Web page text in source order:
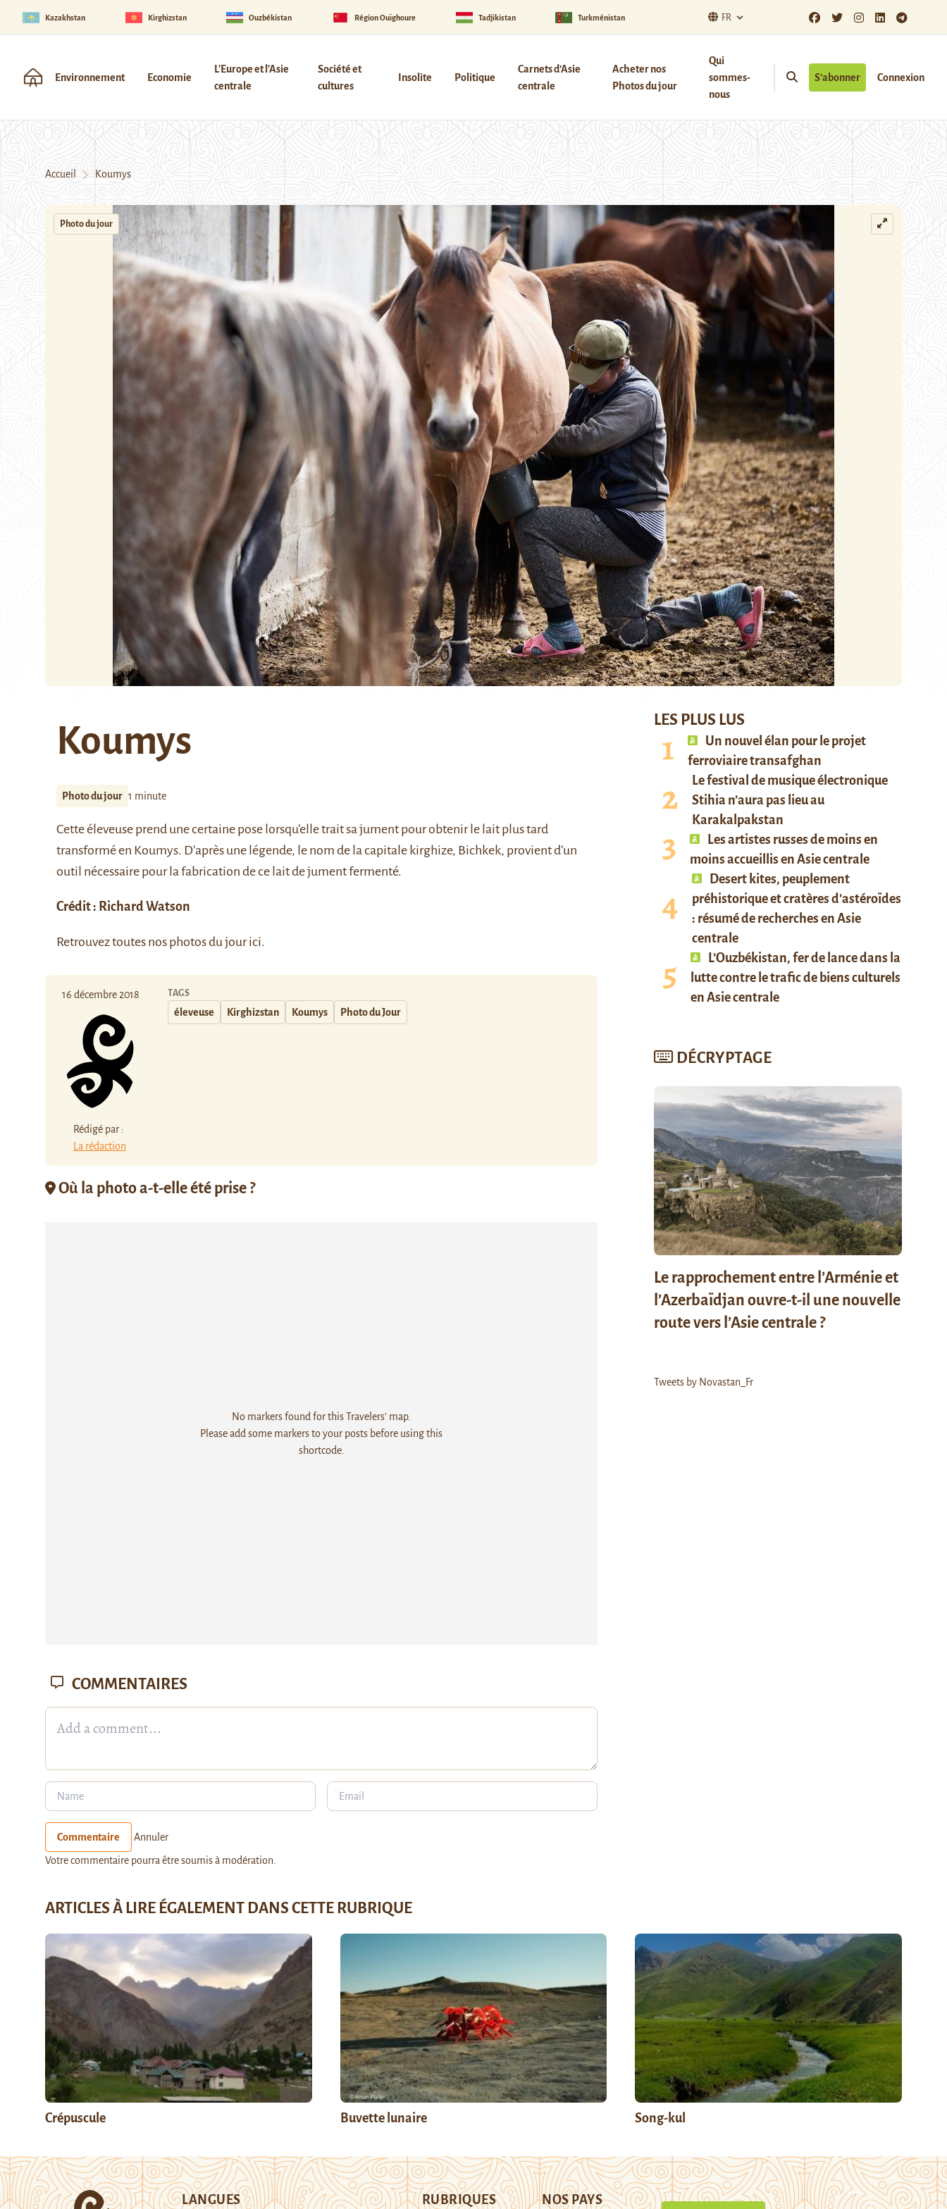
Kazakhstan Kirghizstan Ouzbékistan Région Ouïghoure Tadjikistan Turkménistan FR
Environnement Economie
L'Europe et l'Asie
centrale
Société et
cultures
Insolite Politique
Carnets d’Asie
centrale
Acheter nos
Photos du jour
Qui
sommes-
nous
S’abonner Connexion
Accueil Koumys
Photo du jour
Koumys
Photo du jour 1 minute
Cette éleveuse prend une certaine pose lorsqu’elle trait sa jument pour obtenir le lait plus tard
transformé en Koumys. D’après une légende, le nom de la capitale kirghize, Bichkek, provient d’un
outil nécessaire pour la fabrication de ce lait de jument fermenté.
Crédit : Richard Watson
Retrouvez toutes nos photos du jourici.
16 décembre 2018
Rédigé par :
La rédaction
TAGS
éleveuse Kirghizstan Koumys Photo du Jour
Où la photo a-t-elle été prise ?
No markers found for this Travelers' map.
Please add some markers to your posts before using this
shortcode.
LES PLUS LUS
Un nouvel élan pour le projet
ferroviaire transafghan
Le festival de musique électronique
Stihia n’aura pas lieu au
Karakalpakstan
Les artistes russes de moins en
moins accueillis en Asie centrale
Desert kites, peuplement
préhistorique et cratères d’astéroïdes
: résumé de recherches en Asie
centrale
L’Ouzbékistan, fer de lance dans la
lutte contre le trafic de biens culturels
en Asie centrale
DÉCRYPTAGE
Le rapprochement entre l’Arménie et
l’Azerbaïdjan ouvre-t-il une nouvelle
route vers l’Asie centrale ?
Tweets by Novastan_Fr
COMMENTAIRES
Commentaire Annuler
Votre commentaire pourra être soumis à modération.
ARTICLES À LIRE ÉGALEMENT DANS CETTE RUBRIQUE
Crépuscule Buvette lunaire Song-kul
LANGUES RUBRIQUES NOS PAYS